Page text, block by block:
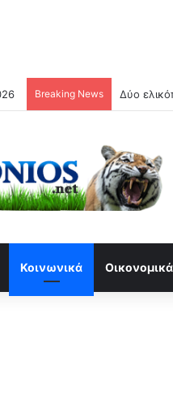
Breaking News
Κοινωνικά Οικονομικά